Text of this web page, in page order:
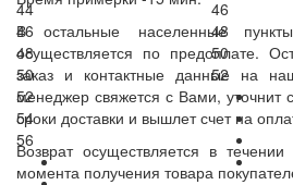
В остальные населенные
осуществляется по предоплате.
заказ и контактные данные на
менеджер свяжется с Вами, уточнит
сроки доставки и вышлет счет на
Возврат осуществляется в
момента получения товара
44
46
48
50
52
54
56
46
48
50
52